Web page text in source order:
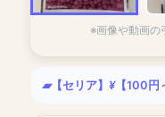
※画像や動画の
【セリア】 【100円